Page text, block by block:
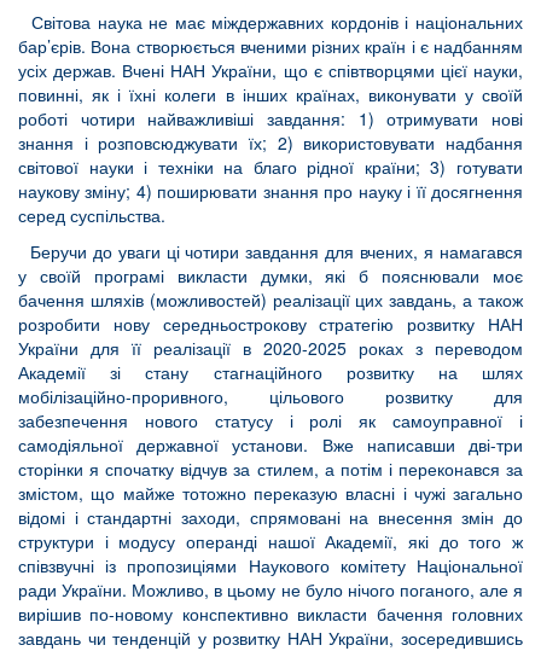
Світова наука не має міждержавних кордонів і національних
бар’єрів. Вона створюється вченими різних країн і є надбанням
усіх держав. Вчені НАН України, що є співтворцями цієї науки,
повинні, як і їхні колеги в інших країнах, виконувати у своїй
роботі чотири найважливіші завдання: 1) отримувати нові
знання і розповсюджувати їх; 2) використовувати надбання
світової науки і техніки на благо рідної країни; 3) готувати
наукову зміну; 4) поширювати знання про науку і її досягнення
серед суспільства.
Беручи до уваги ці чотири завдання для вчених, я намагався
у своїй програмі викласти думки, які б пояснювали моє
бачення шляхів (можливостей) реалізації цих завдань, а також
розробити нову середньострокову стратегію розвитку НАН
України для її реалізації в 2020-2025 роках з переводом
Академії зі стану стагнаційного розвитку на шлях
мобілізаційно-проривного, цільового розвитку для
забезпечення нового статусу і ролі як самоуправної і
самодіяльної державної установи. Вже написавши дві-три
сторінки я спочатку відчув за стилем, а потім і переконався за
змістом, що майже тотожно переказую власні і чужі загально
відомі і стандартні заходи, спрямовані на внесення змін до
структури і модусу операнді нашої Академії, які до того ж
співзвучні із пропозиціями Наукового комітету Національної
ради України. Можливо, в цьому не було нічого поганого, але я
вирішив по-новому конспективно викласти бачення головних
завдань чи тенденцій у розвитку НАН України, зосередившись